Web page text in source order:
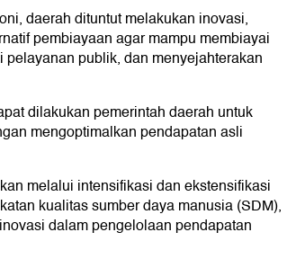
daerah dituntut melakukan inovasi,
pembiayaan agar mampu membiayai
publik, dan menyejahterakan
dilakukan pemerintah daerah untuk
mengoptimalkan pendapatan asli
melalui intensifikasi dan ekstensifikasi
kualitas sumber daya manusia (SDM),
dalam pengelolaan pendapatan